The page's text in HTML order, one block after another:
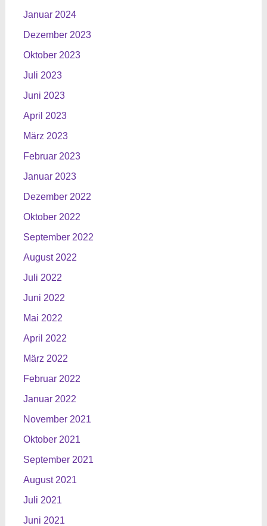
Januar 2024
Dezember 2023
Oktober 2023
Juli 2023
Juni 2023
April 2023
März 2023
Februar 2023
Januar 2023
Dezember 2022
Oktober 2022
September 2022
August 2022
Juli 2022
Juni 2022
Mai 2022
April 2022
März 2022
Februar 2022
Januar 2022
November 2021
Oktober 2021
September 2021
August 2021
Juli 2021
Juni 2021